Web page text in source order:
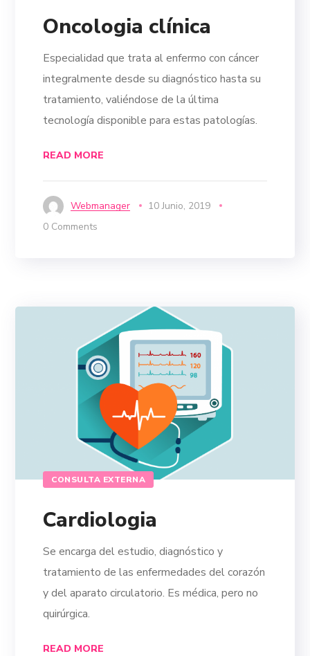
Oncologia clínica
Especialidad que trata al enfermo con cáncer
integralmente desde su diagnóstico hasta su
tratamiento, valiéndose de la última
tecnología disponible para estas patologías.
READ MORE
Webmanager
10 Junio, 2019
0 Comments
CONSULTA EXTERNA
Cardiologia
Se encarga del estudio, diagnóstico y
tratamiento de las enfermedades del corazón
y del aparato circulatorio. Es médica, pero no
quirúrgica.
READ MORE